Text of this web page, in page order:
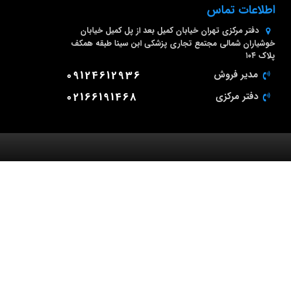
اطلاعات تماس
دفتر مرکزی تهران خیابان کمیل بعد از پل کمیل خیابان
خوشیاران شمالی مجتمع تجاری پزشکی ابن سینا طبقه همکف
پلاک ۱۰۴
مدیر فروش 09124612936
دفتر مرکزی 02166191468